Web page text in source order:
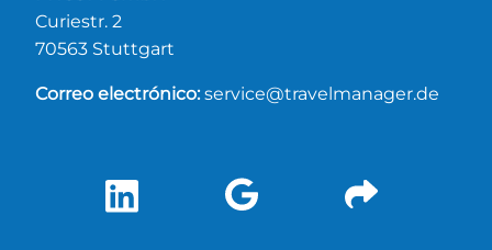
Curiestr. 2
70563 Stuttgart
Correo electrónico: service@travelmanager.de